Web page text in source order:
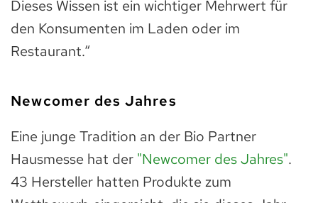
Dieses Wissen ist ein wichtiger Mehrwert für
den Konsumenten im Laden oder im
Restaurant.“
Newcomer des Jahres
Eine junge Tradition an der Bio Partner
Hausmesse hat der "Newcomer des Jahres".
43 Hersteller hatten Produkte zum